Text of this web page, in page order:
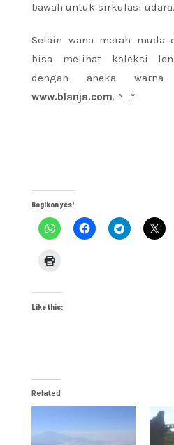
bawah untuk sirkulasi udara.
Selain wana merah muda
bisa melihat koleksi
dengan aneka
www.blanja.com. ^_*
Bagikan yes!
Like this:
Related